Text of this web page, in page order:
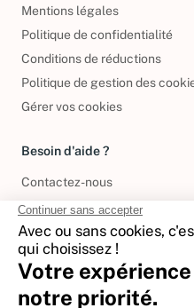
Mentions légales
Politique de confidentialité
Conditions de réductions
Politique de gestion des
Gérer vos cookies
Besoin d'aide ?
Contactez-nous
International
🇪🇸Espagne